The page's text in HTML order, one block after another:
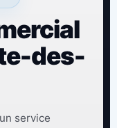
des-
service